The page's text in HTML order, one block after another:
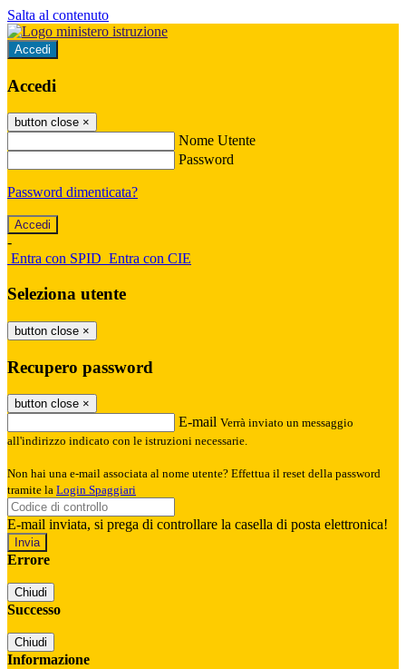
Salta al contenuto
Accedi
Accedi
button close ×
Nome Utente
Password
Password dimenticata?
-
Entra con SPID Entra con CIE
Seleziona utente
button close ×
Recupero password
button close ×
E-mail Verrà inviato un messaggio
all'indirizzo indicato con le istruzioni necessarie.
Non hai una e-mail associata al nome utente? Effettua il reset della password
tramite la Login Spaggiari
E-mail inviata, si prega di controllare la casella di posta elettronica!
Errore
Chiudi
Successo
Chiudi
Informazione